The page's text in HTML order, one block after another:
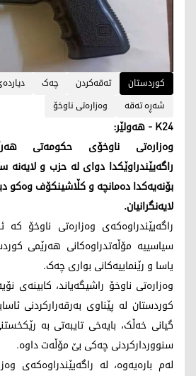
کوردستان تەقەكردن چەک
شەڕە تەقە
وەزارەتی ناوخۆ
K24 - هەولێر:
وەزارەتی ناوخۆی حکومەتی
راگەیێندراوێکدا دوای لە حزب و لایەنە
بۆنەیەکدا دەمانچە و کڵاشینکۆف وەکو
لایەنگرانیان.
راگەیێندراوەکەی وەزارەتی ناوخۆ
سیاسییە مۆڵەتدراوەکانی هەرێمی
یاسا و رێنماییەکانی بواری چەک.
وەزارەتی ناوخۆ راشیگەیاند، کابینەی
کوردستان له پێناوی بەرقەرارکردنی
گیانی خەڵک، بایەخی تایبەتی به
سنووردارکردنی چەکی بێ مۆڵەت داوه.
لەم بارەیەوه، لە راگەیێندراوەکەی